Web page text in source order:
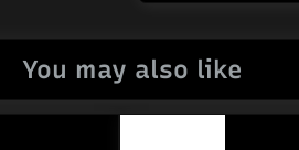
You may also like